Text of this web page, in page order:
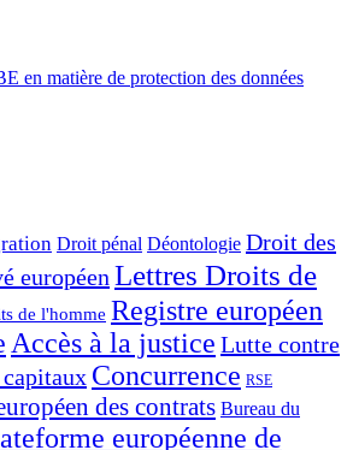
en matière de protection des données
Droit pénal Déontologie Droit des
européenLettres Droits de
de l'homme Registre européen
Accès à la justice Lutte contre
Concurrence RSE
des contrats Bureau du
européenne de